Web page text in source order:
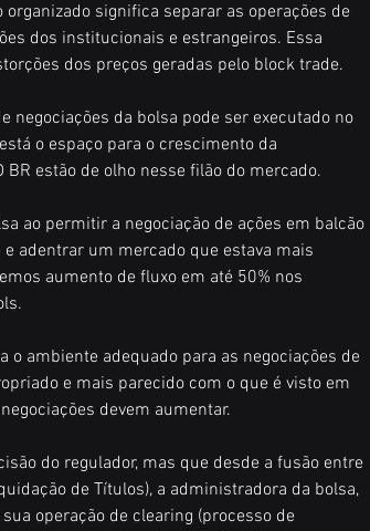
significa separar as operações de
dos institucionais e estrangeiros. Essa
dos preços geradas pelo block trade.
negociações da bolsa pode ser executado no
o espaço para o crescimento da
BR estão de olho nesse filão do mercado.
ao permitir a negociação de ações em balcão
adentrar um mercado que estava mais
aumento de fluxo em até 50% nos
o ambiente adequado para as negociações de
e mais parecido com o que é visto em
devem aumentar.
do regulador, mas que desde a fusão entre
de Títulos), a administradora da bolsa,
operação de clearing (processo de